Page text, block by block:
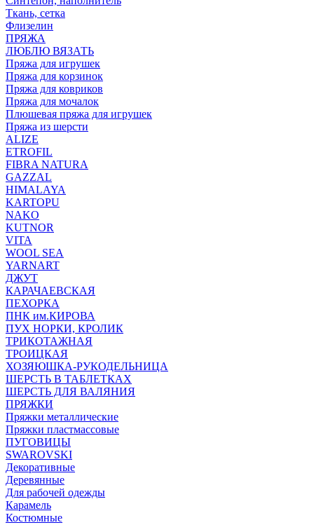
Ткань, сетка
Флизелин
ПРЯЖА
ЛЮБЛЮ ВЯЗАТЬ
Пряжа для игрушек
Пряжа для корзинок
Пряжа для ковриков
Пряжа для мочалок
Плюшевая пряжа для игрушек
Пряжа из шерсти
ALIZE
ETROFIL
FIBRA NATURA
GAZZAL
HIMALAYA
KARTOPU
NAKO
KUTNOR
VITA
WOOL SEA
YARNART
ДЖУТ
КАРАЧАЕВСКАЯ
ПЕХОРКА
ПНК им.КИРОВА
ПУХ НОРКИ, КРОЛИК
ТРИКОТАЖНАЯ
ТРОИЦКАЯ
ХОЗЯЮШКА-РУКОДЕЛЬНИЦА
ШЕРСТЬ В ТАБЛЕТКАХ
ШЕРСТЬ ДЛЯ ВАЛЯНИЯ
ПРЯЖКИ
Пряжки металлические
Пряжки пластмассовые
ПУГОВИЦЫ
SWAROVSKI
Декоративные
Деревянные
Для рабочей одежды
Карамель
Костюмные